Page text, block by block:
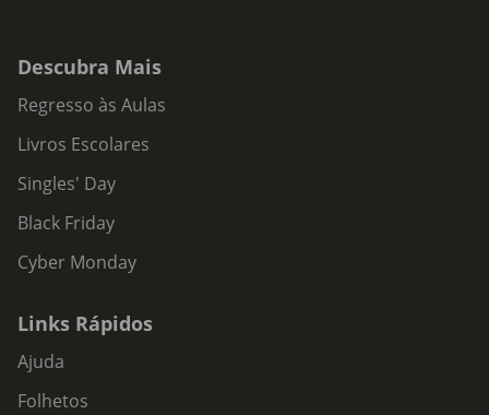
Descubra Mais
Regresso às Aulas
Livros Escolares
Singles' Day
Black Friday
Cyber Monday
Links Rápidos
Ajuda
Folhetos